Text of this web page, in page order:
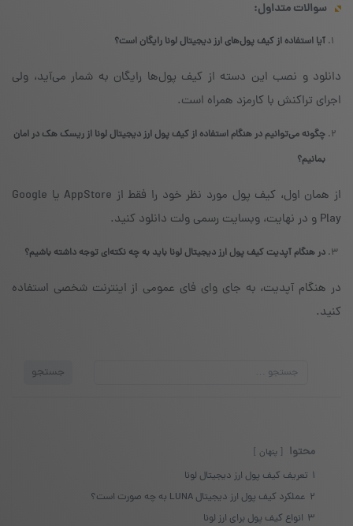
سوالات متداول:
آیا استفاده از کیف پول‌های ارز دیجیتال لونا رایگان است؟
دانلود و نصب این دسته از کیف پول‌ها رایگان به شمار می‌آید، ولی
اجرای تراکنش با کارمزد همراه است.
چگونه می‌توانیم در هنگام استفاده از کیف پول ارز دیجیتال لونا از ریسک هک در امان
بمانیم؟
از همان اول، کیف پول مورد نظر خود را فقط از AppStore یا Google
Play و در نهایت، وبسایت رسمی ولت دانلود کنید.
در هنگام آپدیت کیف پول ارز دیجیتال لونا باید به چه نکته‌ای توجه داشته باشیم؟
در هنگام آپدیت، به جای وای فای عمومی از اینترنت شخصی استفاده
کنید.
جستجو
محتوا پنهان
1 تعریف کیف پول ارز دیجیتال لونا
2 عملکرد کیف پول ارز دیجیتال LUNA به چه صورت است؟
3 انواع کیف پول برای ارز لونا